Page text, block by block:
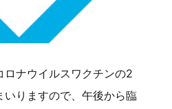
ロナウイルスワクチンの2
いりますので、午後から臨